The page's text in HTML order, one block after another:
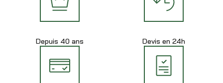
Depuis 40 ans Devis en 24h